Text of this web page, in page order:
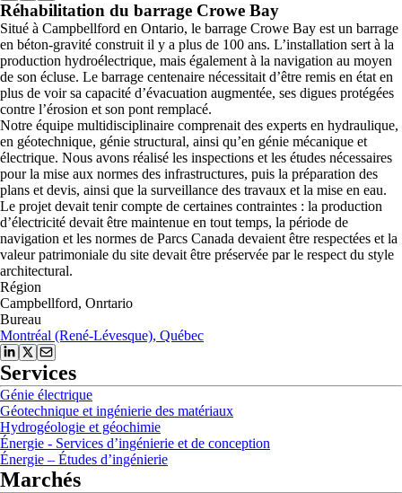
Réhabilitation du barrage Crowe Bay
Situé à Campbellford en Ontario, le barrage Crowe Bay est un barrage
en béton-gravité construit il y a plus de 100 ans. L’installation sert à la
production hydroélectrique, mais également à la navigation au moyen
de son écluse. Le barrage centenaire nécessitait d’être remis en état en
plus de voir sa capacité d’évacuation augmentée, ses digues protégées
contre l’érosion et son pont remplacé.
Notre équipe multidisciplinaire comprenait des experts en hydraulique,
en géotechnique, génie structural, ainsi qu’en génie mécanique et
électrique. Nous avons réalisé les inspections et les études nécessaires
pour la mise aux normes des infrastructures, puis la préparation des
plans et devis, ainsi que la surveillance des travaux et la mise en eau.
Le projet devait tenir compte de certaines contraintes : la production
d’électricité devait être maintenue en tout temps, la période de
navigation et les normes de Parcs Canada devaient être respectées et la
valeur patrimoniale du site devait être préservée par le respect du style
architectural.
Région
Campbellford, Onrtario
Bureau
Montréal (René-Lévesque), Québec
Services
Génie électrique
Géotechnique et ingénierie des matériaux
Hydrogéologie et géochimie
Énergie - Services d’ingénierie et de conception
Énergie – Études d’ingénierie
Marchés